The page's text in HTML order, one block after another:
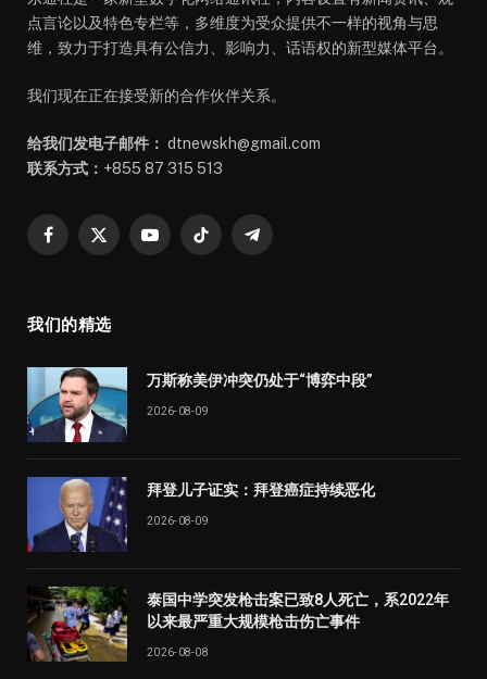
点言论以及特色专栏等，多维度为受众提供不一样的视角与思
维，致力于打造具有公信力、影响力、话语权的新型媒体平台。
我们现在正在接受新的合作伙伴关系。
给我们发电子邮件： dtnewskh@gmail.com
联系方式： +855 87 315 513
Facebook
X
YouTubeTikTok Telegram
我们的精选
万斯称美伊冲突仍处于“博弈中段”
2026-08-09
拜登儿子证实：拜登癌症持续恶化
2026-08-09
泰国中学突发枪击案已致8人死亡，系2022年
以来最严重大规模枪击伤亡事件
2026-08-08